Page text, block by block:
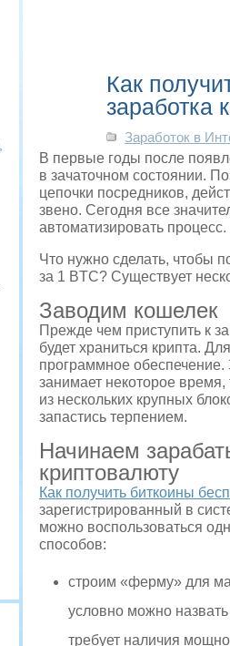
Как
заработка
Заработок в
В первые годы после
в зачаточном состоянии.
цепочки посредников,
звено. Сегодня все
автоматизировать процесс.
Что нужно сделать, чтобы
за 1 BTC? Существует
Заводим кошелек
Прежде чем приступить к
будет храниться крипта.
программное обеспечение.
занимает некоторое время,
из нескольких крупных
запастись терпением.
Начинаем
криптовалюту
Как получить биткоины
зарегистрированный в
можно воспользоваться
способов:
строим «ферму» для
условно можно
требует наличия